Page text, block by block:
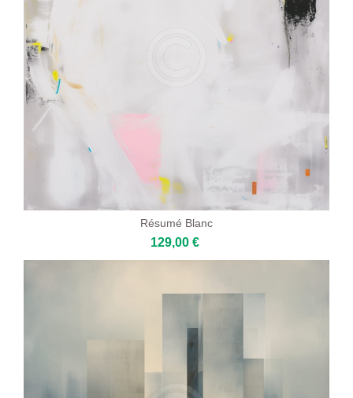
Résumé Blanc
129,00 €